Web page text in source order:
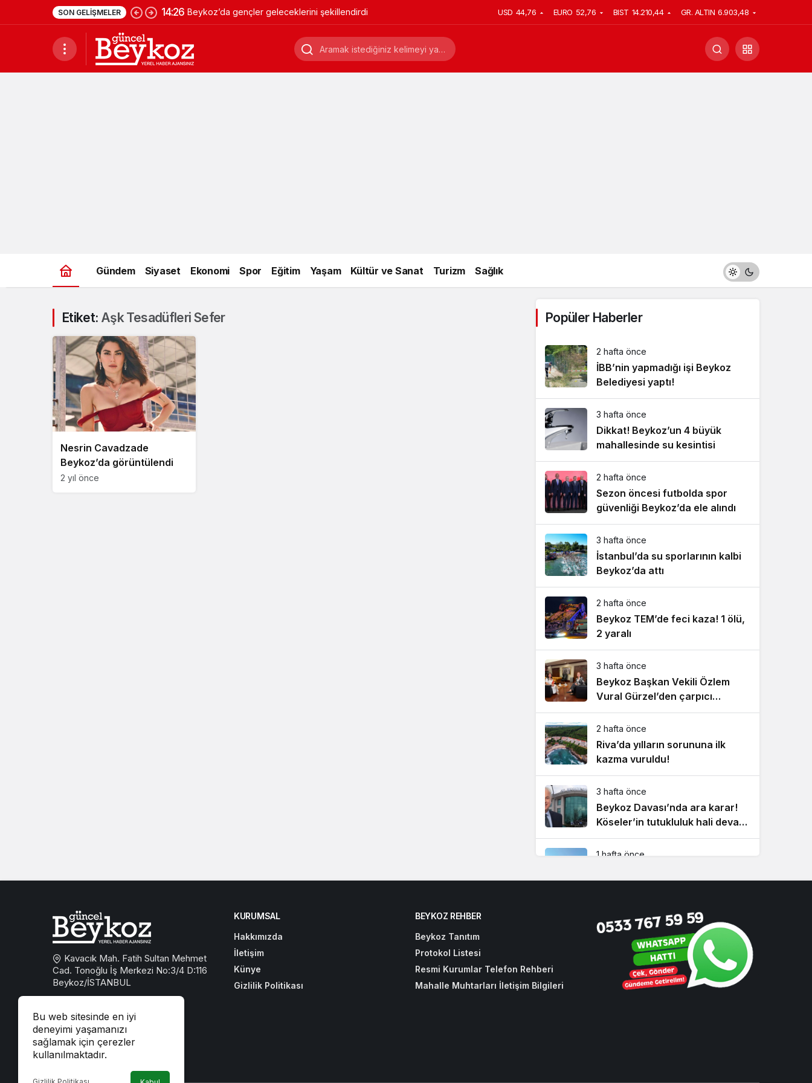
SON GELIŞMELER 14:26 Beykoz’da gençler geleceklerini şekillendirdi USD 44,76 EURO 52,76 BIST 14.210,44 GR. ALTIN 6.903,48
Gündem Siyaset Ekonomi Spor Eğitim Yaşam Kültür ve Sanat Turizm Sağlık
Etiket: Aşk Tesadüfleri Sefer
Nesrin Cavadzade
Beykoz’da görüntülendi
2 yıl önce
Popüler Haberler
2 hafta önce
İBB’nin yapmadığı işi Beykoz
Belediyesi yaptı!
3 hafta önce
Dikkat! Beykoz’un 4 büyük
mahallesinde su kesintisi
2 hafta önce
Sezon öncesi futbolda spor
güvenliği Beykoz’da ele alındı
3 hafta önce
İstanbul’da su sporlarının kalbi
Beykoz’da attı
2 hafta önce
Beykoz TEM’de feci kaza! 1 ölü,
2 yaralı
3 hafta önce
Beykoz Başkan Vekili Özlem
Vural Gürzel’den çarpıcı
açıklamalar!
2 hafta önce
Riva’da yılların sorununa ilk
kazma vuruldu!
3 hafta önce
Beykoz Davası’nda ara karar!
Köseler’in tutukluluk hali devam
ediyor!
1 hafta önce
1 ay önce
CHP sıraları boş kaldı! Cumhur
İttifakı Beykoz’da hizmeti
aksattırmadı
Bu web sitesinde en iyi
deneyimi yaşamanızı
sağlamak için çerezler
kullanılmaktadır.
Kavacık Mah. Fatih Sultan Mehmet
Cad. Tonoğlu İş Merkezi No:3/4 D:116
Beykoz/İSTANBUL
beykozguncel@gmail.com
iletisim@beykozguncel.com
KURUMSAL
Hakkımızda
İletişim
Künye
Gizlilik Politikası
BEYKOZ REHBER
Beykoz Tanıtım
Protokol Listesi
Resmi Kurumlar Telefon Rehberi
Mahalle Muhtarları İletişim Bilgileri